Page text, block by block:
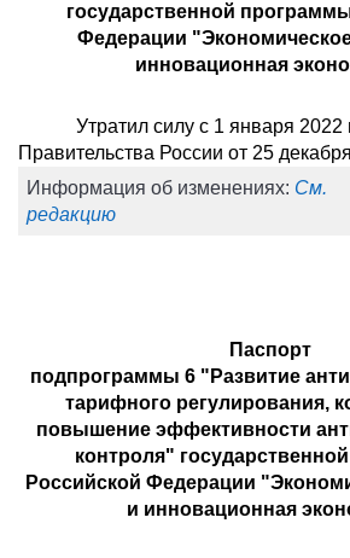
государственной
Федерации
инновационная
Утратил силу с 1 января 2022
Правительства России от 25
Информация об изменениях: См.
редакцию
Паспорт
подпрограммы 6 "Развитие
тарифного регулирования,
повышение эффективности
контроля"
Российской Федерации
и инновационная